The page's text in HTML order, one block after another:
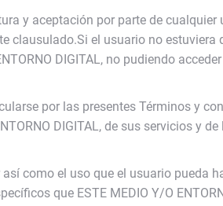
y aceptación por parte de
clausulado.Si el usuario no estuviera
DIGITAL, no pudiendo
por las presentes Términos y
DIGITAL, de sus servicios y
como el uso que el usuario pueda
que ESTE MEDIO Y/O